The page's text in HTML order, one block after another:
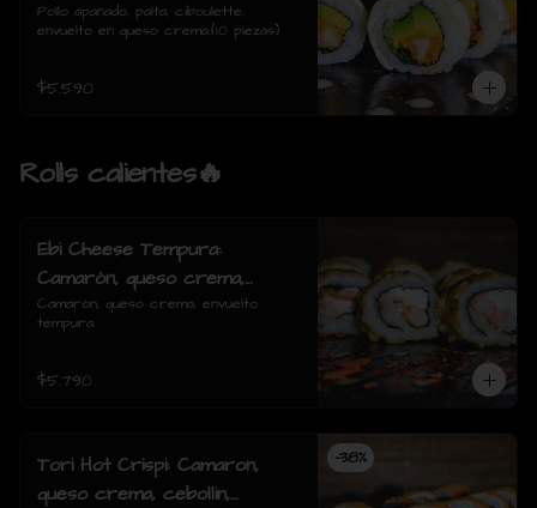
envuelto en queso crema.
Pollo apanado, palta, ciboulette,
envuelto en queso crema.(10 piezas)
$5.590
Rolls calientes🔥
Ebi Cheese Tempura:
Camarón, queso crema,
envuelto tempura.
Camarón, queso crema, envuelto
tempura.
$5.790
-38%
Tori Hot Crispi: Camaron,
queso crema, cebollin,